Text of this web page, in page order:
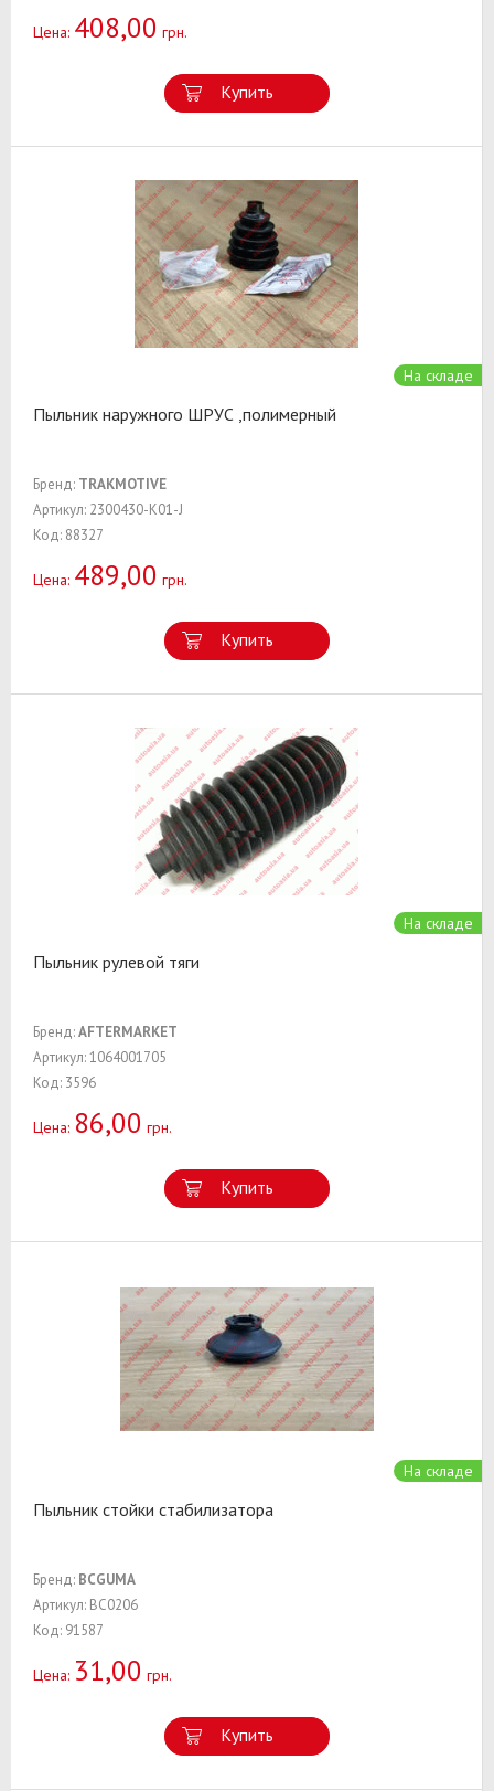
Цена: 408,00 грн.
Купить
На складе
Пыльник наружного ШРУС ,полимерный
Бренд: TRAKMOTIVE
Артикул: 2300430-K01-J
Код: 88327
Цена: 489,00 грн.
Купить
На складе
Пыльник рулевой тяги
Бренд:AFTERMARKET
Артикул: 1064001705
Код: 3596
Цена: 86,00 грн.
Купить
На складе
Пыльник стойки стабилизатора
Бренд: BCGUMA
Артикул: BC0206
Код: 91587
Цена: 31,00 грн.
Купить